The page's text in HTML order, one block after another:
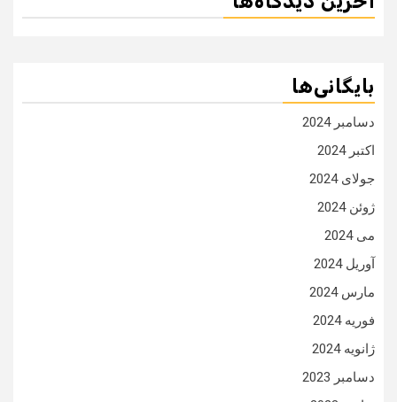
بایگانی‌ها
دسامبر 2024
اکتبر 2024
جولای 2024
ژوئن 2024
می 2024
آوریل 2024
مارس 2024
فوریه 2024
ژانویه 2024
دسامبر 2023